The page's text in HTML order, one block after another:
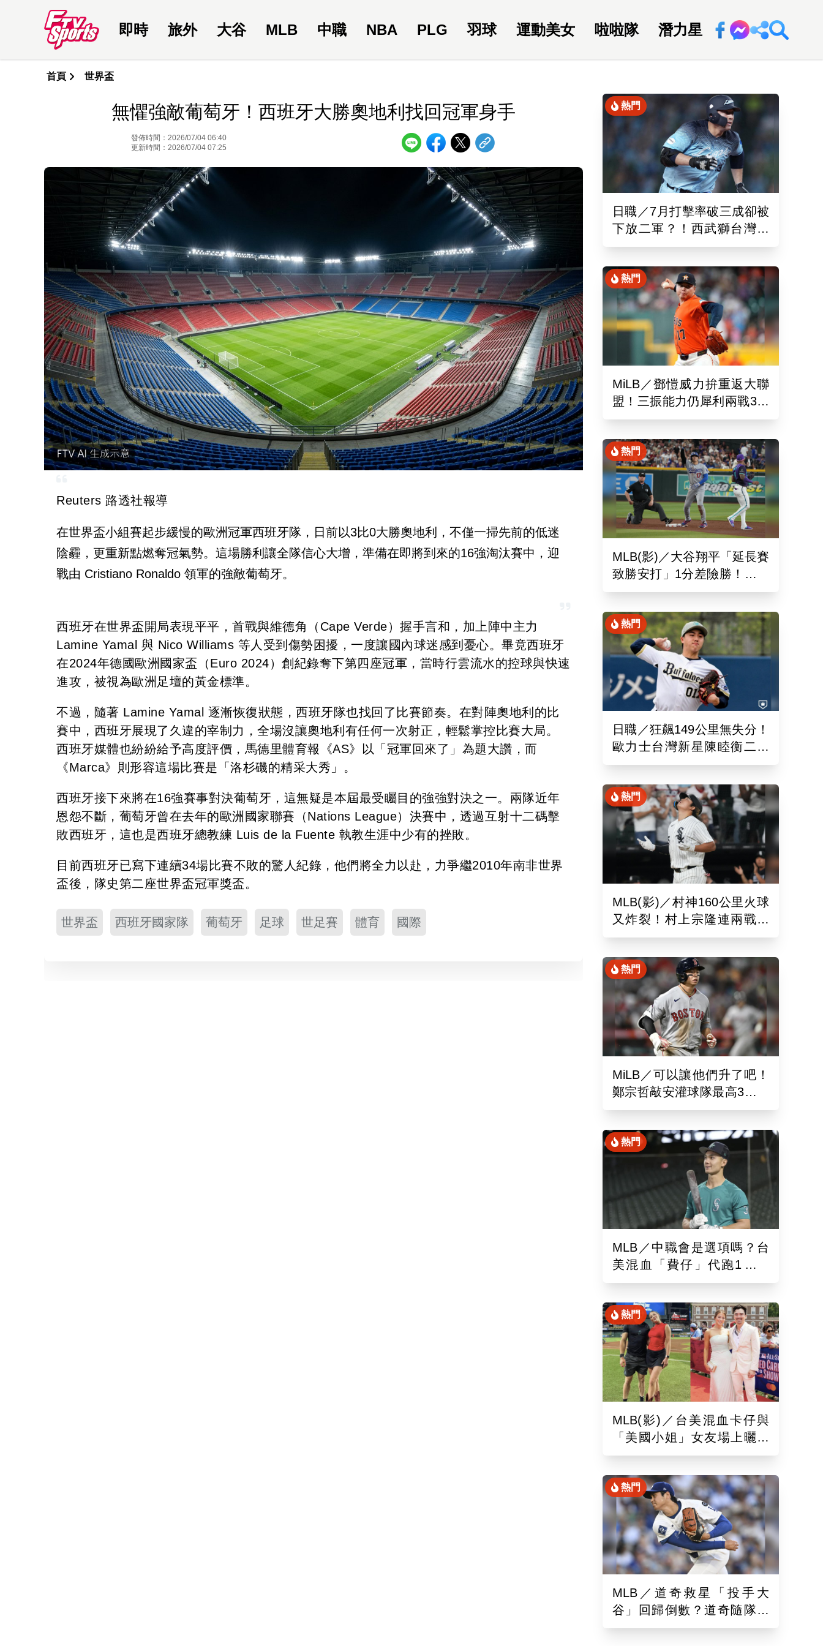
即時 旅外 大谷 MLB 中職 NBA PLG 羽球 運動美女 啦啦隊 潛力星 回新聞網
首頁 世界盃
無懼強敵葡萄牙！西班牙大勝奧地利找回冠軍身手
發佈時間：2026/07/04 06:40
更新時間：2026/07/04 07:25
Reuters 路透社報導
在世界盃小組賽起步緩慢的歐洲冠軍西班牙隊，日前以3比0大勝奧地利，不僅一掃先前的低迷
陰霾，更重新點燃奪冠氣勢。這場勝利讓全隊信心大增，準備在即將到來的16強淘汰賽中，迎
戰由 Cristiano Ronaldo 領軍的強敵葡萄牙。
西班牙在世界盃開局表現平平，首戰與維德角（Cape Verde）握手言和，加上陣中主力
Lamine Yamal 與 Nico Williams 等人受到傷勢困擾，一度讓國內球迷感到憂心。畢竟西班牙
在2024年德國歐洲國家盃（Euro 2024）創紀錄奪下第四座冠軍，當時行雲流水的控球與快速
進攻，被視為歐洲足壇的黃金標準。
不過，隨著 Lamine Yamal 逐漸恢復狀態，西班牙隊也找回了比賽節奏。在對陣奧地利的比
賽中，西班牙展現了久違的宰制力，全場沒讓奧地利有任何一次射正，輕鬆掌控比賽大局。
西班牙媒體也紛紛給予高度評價，馬德里體育報《AS》以「冠軍回來了」為題大讚，而
《Marca》則形容這場比賽是「洛杉磯的精采大秀」。
西班牙接下來將在16強賽事對決葡萄牙，這無疑是本屆最受矚目的強強對決之一。兩隊近年
恩怨不斷，葡萄牙曾在去年的歐洲國家聯賽（Nations League）決賽中，透過互射十二碼擊
敗西班牙，這也是西班牙總教練 Luis de la Fuente 執教生涯中少有的挫敗。
目前西班牙已寫下連續34場比賽不敗的驚人紀錄，他們將全力以赴，力爭繼2010年南非世界
盃後，隊史第二座世界盃冠軍獎盃。
世界盃 西班牙國家隊 葡萄牙 足球 世足賽 體育 國際
熱門
日職／7月打擊率破三成卻被
下放二軍？！西武獅台灣重
砲林安可「抹消登錄」原因
熱門
MiLB／鄧愷威力拚重返大聯
盟！三振能力仍犀利兩戰3局
狂飆6K
熱門
MLB(影)／大谷翔平「延長賽
致勝安打」1分差險勝！道奇
終止本季最長7連敗低潮
熱門
日職／狂飆149公里無失分！
歐力士台灣新星陳睦衡二軍
先發5局好投技驚四座
熱門
MLB(影)／村神160公里火球
又炸裂！村上宗隆連兩戰開
砲 第26轟再寫日本紀錄
熱門
MiLB／可以讓他們升了吧！
鄭宗哲敲安灌球隊最高3打點
混血「龍仔」單場猛打賞
熱門
MLB／中職會是選項嗎？台
美混血「費仔」代跑1場被
DFA！再成自由球員動向受
熱門
MLB(影)／台美混血卡仔與
「美國小姐」女友場上曬恩
愛！賽前獻唱大谷翔平場邊
熱門
MLB／道奇救星「投手大
谷」回歸倒數？道奇隨隊記
者樂觀曝「最新進展」